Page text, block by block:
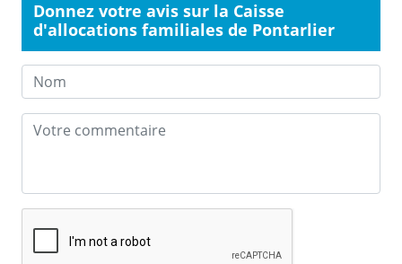
Donnez votre avis sur la Caisse
d'allocations familiales de Pontarlier